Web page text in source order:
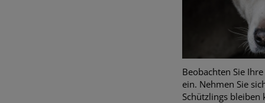
Beobachten Sie
ein. Nehmen Sie
Schützlings bleiben